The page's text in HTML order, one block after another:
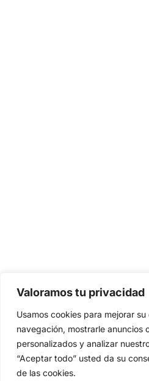
Valoramos tu privacidad
Usamos cookies para mejorar
navegación, mostrarle anuncios
personalizados y analizar
“Aceptar todo” usted da su
de las cookies.